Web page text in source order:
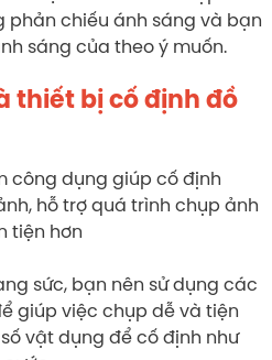
phản chiếu ánh sáng và bạn
sáng của theo ý muốn.
thiết bị cố định đồ
công dụng giúp cố định
hỗ trợ quá trình chụp ảnh
tiện hơn
sức, bạn nên sử dụng các
giúp việc chụp dễ và tiện
vật dụng để cố định như